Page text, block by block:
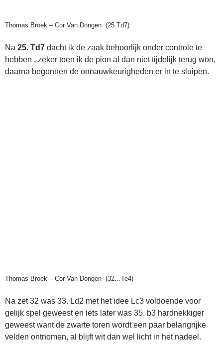
Thomas Broek – Cor Van Dongen (25.Td7)
Na 25. Td7 dacht ik de zaak behoorlijk onder controle te
hebben , zeker toen ik de pion al dan niet tijdelijk terug won,
daarna begonnen de onnauwkeurigheden er in te sluipen.
Thomas Broek – Cor Van Dongen (32…Te4)
Na zet 32 was 33. Ld2 met het idee Lc3 voldoende voor
gelijk spel geweest en iets later was 35. b3 hardnekkiger
geweest want de zwarte toren wordt een paar belangrijke
velden ontnomen, al blijft wit dan wel licht in het nadeel.